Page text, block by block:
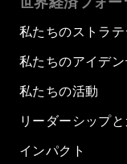
私たちのストラ
私たちのアイデン
私たちの活動
リーダーシップ
インパクト